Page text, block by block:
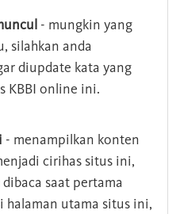
- mungkin yang
silahkan anda
diupdate kata yang
KBBI online ini.
- menampilkan konten
cirihas situs ini,
saat pertama
utama situs ini,